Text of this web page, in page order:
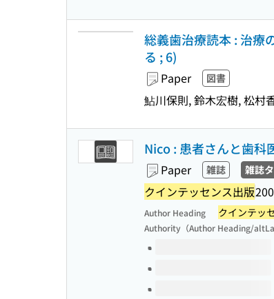
総義歯治療読本 : 治療
る ; 6)
Paper 図書
鮎川保則, 鈴木宏樹, 松村
Nico : 患者さんと歯科
Paper 雑誌 雑誌
クインテッセンス出版
Author Heading クインテッ
Authority（Author Heading/
Volumes of this title